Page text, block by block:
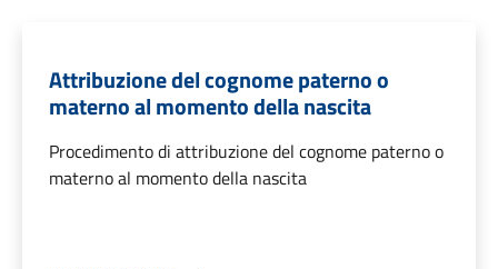
Attribuzione del cognome paterno o
materno al momento della nascita
Procedimento di attribuzione del cognome paterno o
materno al momento della nascita